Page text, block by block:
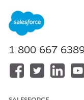
Verfügbarkeit:
Verfügbarkeit:
1-800-667-